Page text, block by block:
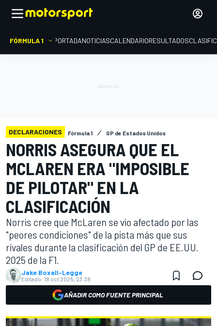
FÓRMULA 1 PORTADANOTICIASCALENDARIORESULTADOS
DECLARACIONES Fórmula 1 GP de Estados Unidos
NORRIS ASEGURA QUE EL
MCLAREN ERA "IMPOSIBLE
DE PILOTAR" EN LA
CLASIFICACIÓN
Norris cree que McLaren se vio afectado por las
"peores condiciones" de la pista más que sus
rivales durante la clasificación del GP de EE.UU.
2025 de la F1.
Jake Boxall-Legge
Editado: 18 oct 2025, 23:38
AÑADIR COMO FUENTE PRINCIPAL